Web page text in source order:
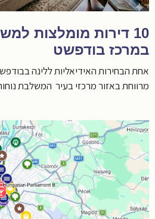
10 דירות מומלצות
במרכז בודפשט
אחת הבחירות האידיאליות ללינה
מרווחת באזור מרכזי בעיר המשלבת